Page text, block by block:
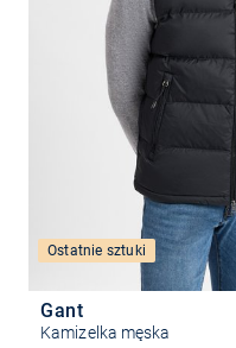
Ostatnie sztuki
Gant
Kamizelka męska